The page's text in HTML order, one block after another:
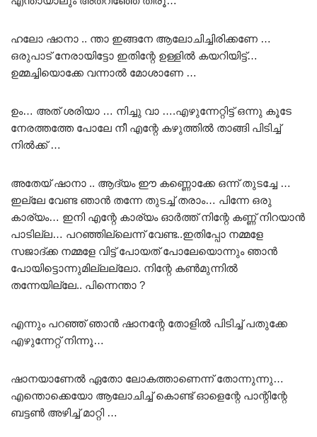
ഹലോ ഷാനാ .. ന്താ ഇങ്ങനേ ആലോചിച്ചിരിക്കണേ …
ഒരുപാട് നേരായിട്ടോ ഇതിന്റേ ഉള്ളിൽ കയറിയിട്ട്…
ഉമ്മച്ചിയൊക്കേ വന്നാൽ മോശാണേ …
ഉം… അത് ശരിയാ … നിച്ചു വാ ….എഴുന്നേറ്റിട്ട് ഒന്നു കൂടേ
നേരത്തത്തേ പോലേ നീ എന്റേ കഴുത്തിൽ താങ്ങി പിടിച്ച്
നിൽക്ക് …
അതേയ് ഷാനാ .. ആദ്യം ഈ കണ്ണൊക്കേ ഒന്ന് തുടച്ചേ …
ഇല്ലേ വേണ്ട ഞാൻ തന്നേ തുടച്ച് തരാം… പിന്നേ ഒരു
കാര്യം… ഇനി എന്റേ കാര്യം ഓർത്ത് നിന്റേ കണ്ണ് നിറയാൻ
പാടില്ല… പറഞ്ഞില്ലെന്ന് വേണ്ട..ഇതിപ്പോ നമ്മളേ
സജാദ്ക്ക നമ്മളേ വിട്ട് പോയത് പോലേയൊന്നും ഞാൻ
പോയിട്ടൊന്നുമില്ലല്ലോ. നിന്റേ കൺമുന്നിൽ
തന്നേയില്ലേ.. പിന്നെന്താ ?
എന്നും പറഞ്ഞ് ഞാൻ ഷാനന്റേ തോളിൽ പിടിച്ച് പതുക്കേ
എഴുന്നേറ്റ് നിന്നൂ…
ഷാനയാണേൽ ഏതോ ലോകത്താണെന്ന് തോന്നുന്നു…
എന്തൊക്കെയോ ആലോചിച്ച് കൊണ്ട് ഓളെന്റേ പാന്റിന്റേ
ബട്ടൺ അഴിച്ച് മാറ്റി …